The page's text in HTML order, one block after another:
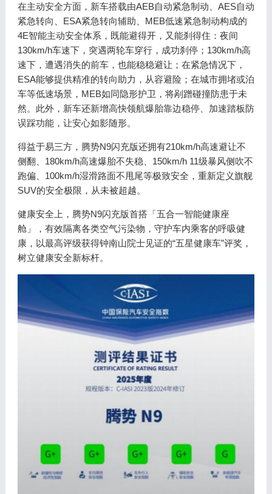
在主动安全方面，新车搭载由AEB自动紧急制动、AES自动
紧急转向、ESA紧急转向辅助、MEB低速紧急制动构成的
4E智能主动安全体系，既能避得开，又能刹得住：夜间
130km/h车速下，突遇两轮车穿行，成功刹停；130km/h高
速下，遭遇消失的前车，也能稳稳避让；在紧急情况下，
ESA能够提供精准的转向助力，从容避险；在城市拥堵或泊
车等低速场景，MEB如同隐形护卫，将剐蹭碰撞防患于未
然。此外，新车还新增高快领航爆胎靠边稳停、加速踏板防
误踩功能，让安心如影随形。
得益于易三方，腾势N9闪充版还拥有210km/h高速避让不
侧翻、180km/h高速爆胎不失稳、150km/h 11级暴风侧吹不
跑偏、100km/h湿滑路面不甩尾等极致安全，重新定义旗舰
SUV的安全极限，从未被超越。
健康安全上，腾势N9闪充版首搭「五合一智能健康座
舱」，有效隔离各类空气污染物，守护车内乘客的呼吸健
康，以最高评级获得钟南山院士见证的“五星健康车”评奖，
树立健康安全新标杆。